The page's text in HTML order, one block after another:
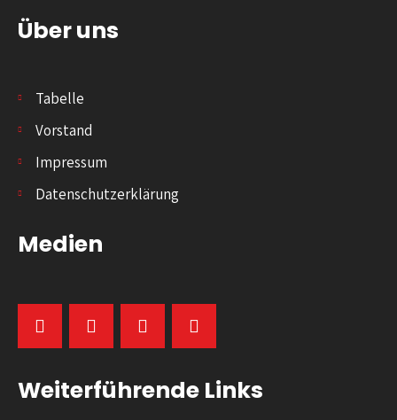
Über uns
Tabelle
Vorstand
Impressum
Datenschutzerklärung
Medien
Weiterführende Links